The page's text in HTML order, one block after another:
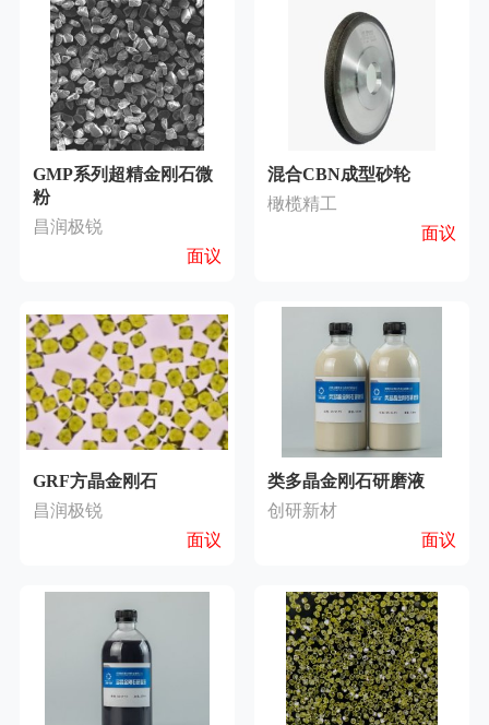
GMP系列超精金刚石微
粉
昌润极锐
面议
混合CBN成型砂轮
橄榄精工
面议
GRF方晶金刚石
昌润极锐
面议
类多晶金刚石研磨液
创研新材
面议